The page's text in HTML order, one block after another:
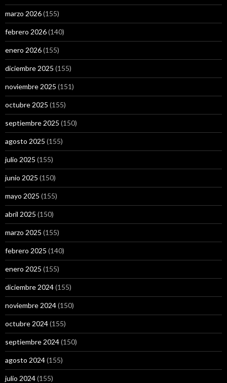
marzo 2026(155)
febrero 2026(140)
enero 2026(155)
diciembre 2025 (155)
noviembre 2025 (151)
octubre 2025 (155)
septiembre 2025 (150)
agosto 2025 (155)
julio 2025 (155)
junio 2025 (150)
mayo 2025 (155)
abril 2025 (150)
marzo 2025 (155)
febrero 2025 (140)
enero 2025 (155)
diciembre 2024(155)
noviembre 2024(150)
octubre 2024(155)
septiembre 2024(150)
agosto 2024(155)
julio 2024(155)